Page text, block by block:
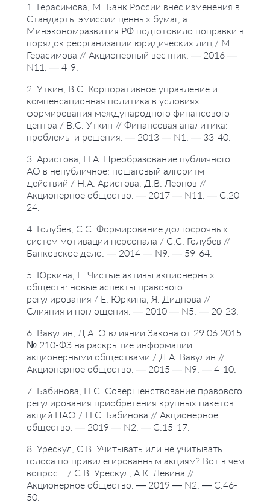
1. Герасимова, М. Банк России внес изменения в
Стандарты эмиссии ценных бумаг, а
Минэкономразвития РФ подготовило поправки в
порядок реорганизации юридических лиц / М.
Герасимова // Акционерный вестник. — 2016 —
N11. — 4-9.
2. Уткин, В.С. Корпоративное управление и
компенсационная политика в условиях
формирования международного финансового
центра / В.С. Уткин // Финансовая аналитика:
проблемы и решения. — 2013 — N1. — 33-40.
3. Аристова, Н.А. Преобразование публичного
АО в непубличное: пошаговый алгоритм
действий / Н.А. Аристова, Д.В. Леонов //
Акционерное общество. — 2017 — N11. — С.20-
24.
4. Голубев, С.С. Формирование долгосрочных
систем мотивации персонала / С.С. Голубев //
Банковское дело. — 2014 — N9. — 59-64.
5. Юркина, Е. Чистые активы акционерных
обществ: новые аспекты правового
регулирования / Е. Юркина, Я. Диднова //
Слияния и поглощения. — 2010 — N5. — 20-23.
6. Вавулин, Д.А. О влиянии Закона от 29.06.2015
№ 210-ФЗ на раскрытие информации
акционерными обществами / Д.А. Вавулин //
Акционерное общество. — 2015 — N9. — 4-10.
7. Бабинова, Н.С. Совершенствование правового
регулирования приобретения крупных пакетов
акций ПАО / Н.С. Бабинова // Акционерное
общество. — 2019 — N2. — С.15-17.
8. Урескул, С.В. Учитывать или не учитывать
голоса по привилегированным акциям? Вот в чем
вопрос... / С.В. Урескул, А.К. Левина //
Акционерное общество. — 2019 — N2. — С.46-
50.